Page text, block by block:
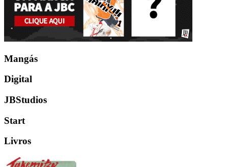
Mangás
Digital
JBStudios
Start
Livros